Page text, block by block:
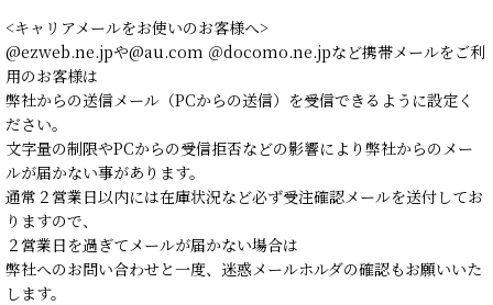
<キャリアメールをお使いのお客様へ>
@ezweb.ne.jpや@au.com ＠docomo.ne.jpなど携帯メールをご利
用のお客様は
弊社からの送信メール（PCからの送信）を受信できるように設定く
ださい。
文字量の制限やPCからの受信拒否などの影響により弊社からのメー
ルが届かない事があります。
通常２営業日以内には在庫状況など必ず受注確認メールを送付してお
りますので、
２営業日を過ぎてメールが届かない場合は
弊社へのお問い合わせと一度、迷惑メールホルダの確認もお願いいた
します。